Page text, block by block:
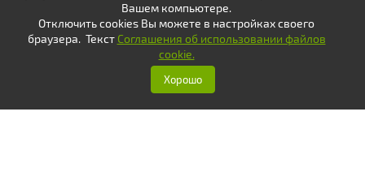
Вашем компьютере.
Отключить cookies Вы можете в настройках своего
браузера. Текст Соглашения об использовании файлов
cookie.
Хорошо